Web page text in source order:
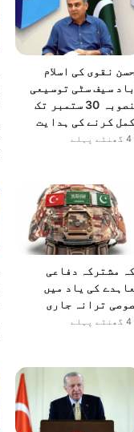
نقوی کی اسلام
سیف سٹی توسیعی
منصوبہ 30 ستمبر تک
کرنے کی ہدایت
4 گھنٹے پہلے
مشترکہ دفاعی
کی یاد میں
ترانہ جاری
4 گھنٹے پہلے